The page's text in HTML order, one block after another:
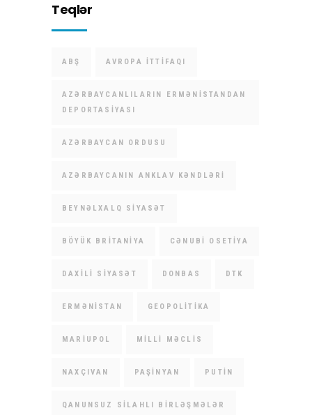
Teqlər
ABŞ AVROPA İTTIFAQI
AZƏRBAYCANLILARIN ERMƏNISTANDAN
DEPORTASIYASI
AZƏRBAYCAN ORDUSU
AZƏRBAYCANIN ANKLAV KƏNDLƏRI
BEYNƏLXALQ SIYASƏT
BÖYÜK BRITANIYA CƏNUBI OSETIYA
DAXILI SIYASƏT DONBAS DTK
ERMƏNISTAN GEOPOLITIKA
MARIUPOL MILLI MƏCLIS
NAXÇIVAN PAŞINYAN PUTIN
QANUNSUZ SILAHLI BIRLƏŞMƏLƏR